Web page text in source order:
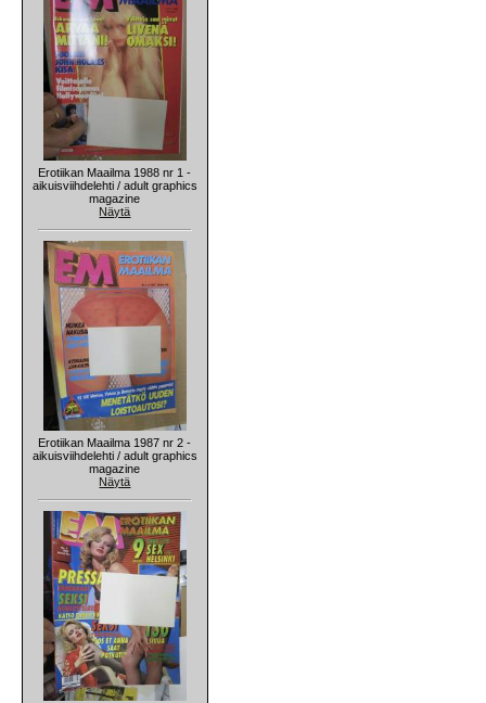
Erotiikan Maailma 1988 nr 1 -
aikuisviihdelehti / adult graphics
magazine
Näytä
Erotiikan Maailma 1987 nr 2 -
aikuisviihdelehti / adult graphics
magazine
Näytä